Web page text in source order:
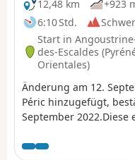
der Baukunst.
12,48 km
+923
6:10 Std.
Schwer
Start in
des-Escaldes
Orientales)
Änderung am 12.
Péric hinzugefügt,
September 2022.Diese
gibt einen